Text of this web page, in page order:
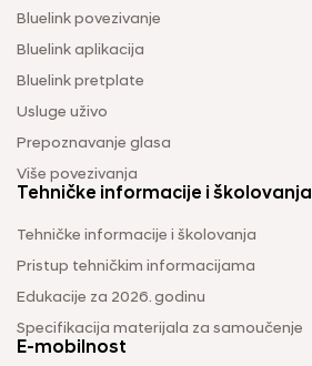
Bluelink povezivanje
Bluelink aplikacija
Bluelink pretplate
Usluge uživo
Prepoznavanje glasa
Više povezivanja
Tehničke informacije i školovanja
Tehničke informacije i školovanja
Pristup tehničkim informacijama
Edukacije za 2026. godinu
Specifikacija materijala za samoučenje
E-mobilnost